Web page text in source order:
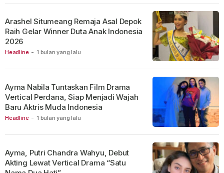
Headline - 1 bulan yang lalu
Arashel Situmeang Remaja Asal Depok
Raih Gelar Winner Duta Anak Indonesia
2026
Headline - 1 bulan yang lalu
Ayma Nabila Tuntaskan Film Drama
Vertical Perdana, Siap Menjadi Wajah
Baru Aktris Muda Indonesia
Ayma, Putri Chandra Wahyu, Debut
Akting Lewat Vertical Drama “Satu